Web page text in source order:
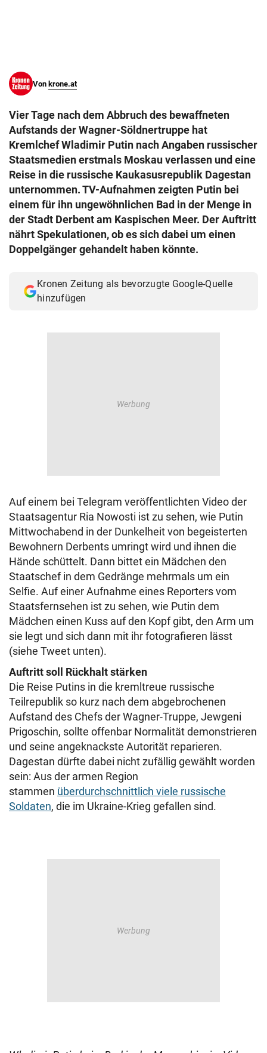
Von krone.at
Vier Tage nach dem Abbruch des bewaffneten
Aufstands der Wagner-Söldnertruppe hat
Kremlchef Wladimir Putin nach Angaben russischer
Staatsmedien erstmals Moskau verlassen und eine
Reise in die russische Kaukasusrepublik Dagestan
unternommen. TV-Aufnahmen zeigten Putin bei
einem für ihn ungewöhnlichen Bad in der Menge in
der Stadt Derbent am Kaspischen Meer. Der Auftritt
nährt Spekulationen, ob es sich dabei um einen
Doppelgänger gehandelt haben könnte.
Kronen Zeitung als bevorzugte Google-Quelle
hinzufügen
Auf einem bei Telegram veröffentlichten Video der
Staatsagentur Ria Nowosti ist zu sehen, wie Putin
Mittwochabend in der Dunkelheit von begeisterten
Bewohnern Derbents umringt wird und ihnen die
Hände schüttelt. Dann bittet ein Mädchen den
Staatschef in dem Gedränge mehrmals um ein
Selfie. Auf einer Aufnahme eines Reporters vom
Staatsfernsehen ist zu sehen, wie Putin dem
Mädchen einen Kuss auf den Kopf gibt, den Arm um
sie legt und sich dann mit ihr fotografieren lässt
(siehe Tweet unten).
Auftritt soll Rückhalt stärken
Die Reise Putins in die kremltreue russische
Teilrepublik so kurz nach dem abgebrochenen
Aufstand des Chefs der Wagner-Truppe, Jewgeni
Prigoschin, sollte offenbar Normalität demonstrieren
und seine angeknackste Autorität reparieren.
Dagestan dürfte dabei nicht zufällig gewählt worden
sein: Aus der armen Region
stammen überdurchschnittlich viele russische
Soldaten, die im Ukraine-Krieg gefallen sind.